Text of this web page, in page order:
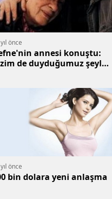
önce
annesi konuştu:
de duyduğumuz şeyler
önce
bin dolara yeni anlaşma